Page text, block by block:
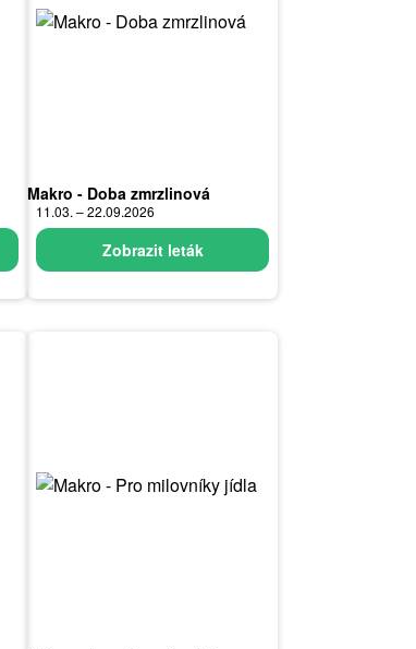
Makro - Doba zmrzlinová
11.03. – 22.09.2026
Zobrazit leták